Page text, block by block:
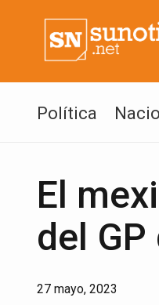
Política
El
del
27 mayo, 2023